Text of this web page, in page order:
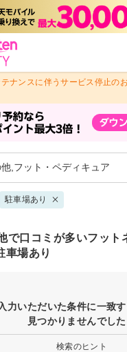
ナンスに伴うサービス停止の
,フット・ペディキュア
駐車場あり
で口コミが多いフット
車場あり
力いただいた条件に一致
見つかりませんでした
検索のヒント